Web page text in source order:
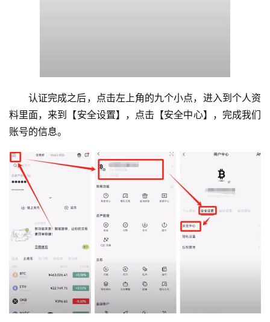
题
认证完成之后，点击左上角的九个小点，进入到个人资
料里面，来到【安全设置】，点击【安全中心】，完成我们
账号的信息。